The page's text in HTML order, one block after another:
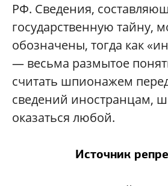
РФ. Сведения,
государственную тайну,
обозначены, тогда как
— весьма размытое
считать шпионажем
сведений иностранцам,
оказаться любой.
Источник